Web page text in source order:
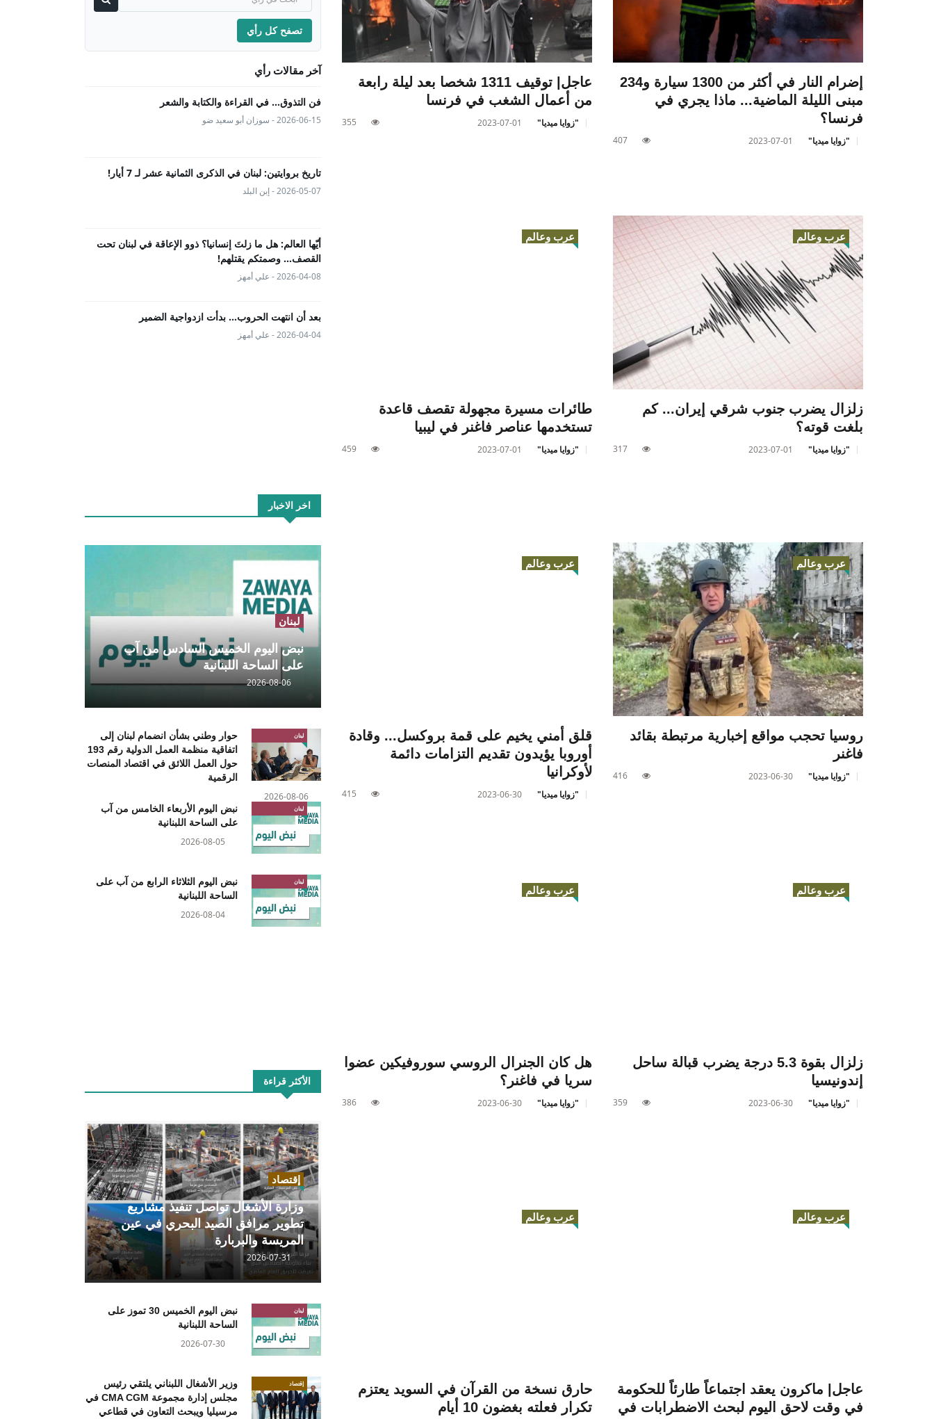
إضرام النار في أكثر من 1300 سيارة و234
مبنى الليلة الماضية... ماذا يجري في
فرنسا؟
"زوايا ميديا" 2023-07-01
407
عاجل| توقيف 1311 شخصا بعد ليلة رابعة
من أعمال الشغب في فرنسا
"زوايا ميديا" 2023-07-01
355
عرب وعالم
زلزال يضرب جنوب شرقي إيران... كم
بلغت قوته؟
"زوايا ميديا" 2023-07-01
317
عرب وعالم
طائرات مسيرة مجهولة تقصف قاعدة
تستخدمها عناصر فاغنر في ليبيا
"زوايا ميديا" 2023-07-01
459
عرب وعالم
روسيا تحجب مواقع إخبارية مرتبطة بقائد
فاغنر
"زوايا ميديا" 2023-06-30
416
عرب وعالم
قلق أمني يخيم على قمة بروكسل... وقادة
أوروبا يؤيدون تقديم التزامات دائمة
لأوكرانيا
"زوايا ميديا" 2023-06-30
415
عرب وعالم
زلزال بقوة 5.3 درجة يضرب قبالة ساحل
إندونيسيا
"زوايا ميديا" 2023-06-30
359
عرب وعالم
هل كان الجنرال الروسي سوروفيكين عضوا
سريا في فاغنر؟
"زوايا ميديا" 2023-06-30
386
عرب وعالم
عاجل| ماكرون يعقد اجتماعاً طارئاً للحكومة
في وقت لاحق اليوم لبحث الاضطرابات في
عرب وعالم
حارق نسخة من القرآن في السويد يعتزم
تكرار فعلته بغضون 10 أيام
تصفح كل رأي
آخر مقالات رأي
فن التذوق... في القراءة والكتابة والشعر
2026-06-15 - سوزان أبو سعيد ضو
تاريخ بروايتين: لبنان في الذكرى الثمانية عشر لـ 7 أيار!
2026-05-07 - إبن البلد
أيّها العالم: هل ما زلتَ إنسانيا؟ ذوو الإعاقة في لبنان تحت
القصف... وصمتكم يقتلهم!
2026-04-08 - علي أمهز
بعد أن انتهت الحروب… بدأت ازدواجية الضمير
2026-04-04 - علي أمهز
اخر الاخبار
لبنان
نبض اليوم الخميس السادس من آب
على الساحة اللبنانية
2026-08-06
لبنان
حوار وطني بشأن انضمام لبنان إلى
اتفاقية منظمة العمل الدولية رقم 193
حول العمل اللائق في اقتصاد المنصات
الرقمية
2026-08-06
لبنان
نبض اليوم الأربعاء الخامس من آب
على الساحة اللبنانية
2026-08-05
لبنان
نبض اليوم الثلاثاء الرابع من آب على
الساحة اللبنانية
2026-08-04
الأكثر قراءة
إقتصاد
وزارة الأشغال تواصل تنفيذ مشاريع
تطوير مرافق الصيد البحري في عين
المريسة والبربارة
2026-07-31
لبنان
نبض اليوم الخميس 30 تموز على
الساحة اللبنانية
2026-07-30
إقتصاد
وزير الأشغال اللبناني يلتقي رئيس
مجلس إدارة مجموعة CMA CGM في
مرسيليا ويبحث التعاون في قطاعي